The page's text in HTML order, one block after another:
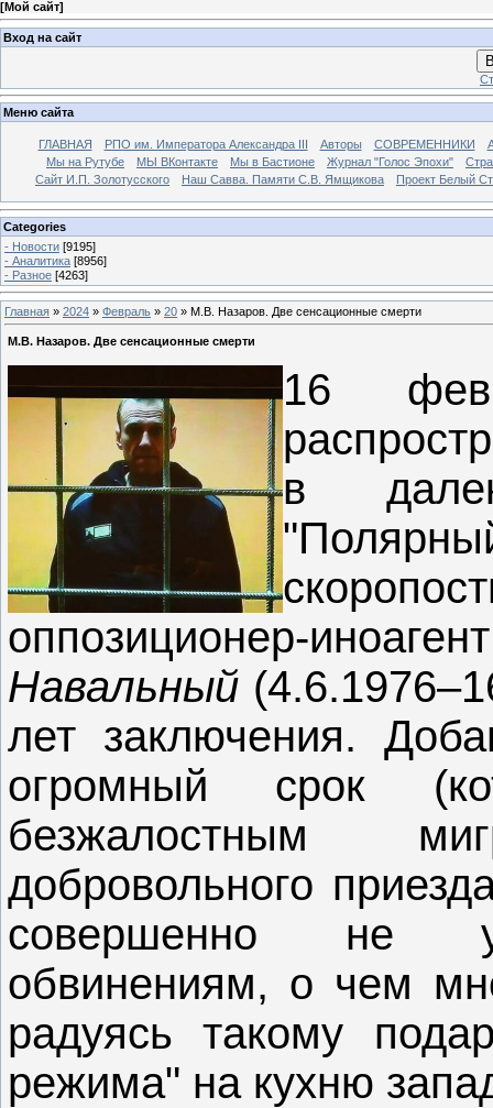
[Мой сайт]
Вход на сайт
Меню сайта
ГЛАВНАЯ РПО им. Императора Александра III Авторы СОВРЕМЕННИКИ
Мы на Рутубе
МЫ ВКонтакте Мы в Бастионе Журнал "Голос Эпохи"
Сайт И.П. Золотусского
Наш Савва. Памяти С.В. Ямщикова Проект Белый
Categories
- Новости [9195]
- Аналитика [8956]
- Разное [4263]
Главная » 2024 » Февраль » 20 » М.В. Назаров. Две сенсационные смерти
М.В. Назаров. Две сенсационные смерти
16
в
оппозиционер-
Навальный
лет заключения.
огромный срок
безжалостным
добровольного
совершенно не
обвинениям, о чем
радуясь такому
режима" на кухню